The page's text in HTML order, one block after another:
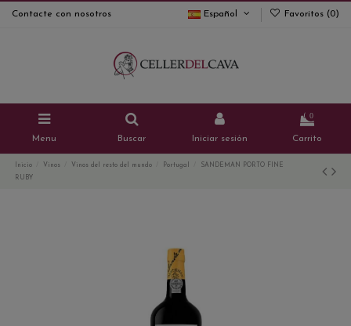
Contacte con nosotros Español Favoritos (0)
Menu Buscar Iniciar sesión
0
Carrito
Inicio Vinos Vinos del resto del mundo Portugal
SANDEMAN PORTO FINE
RUBY